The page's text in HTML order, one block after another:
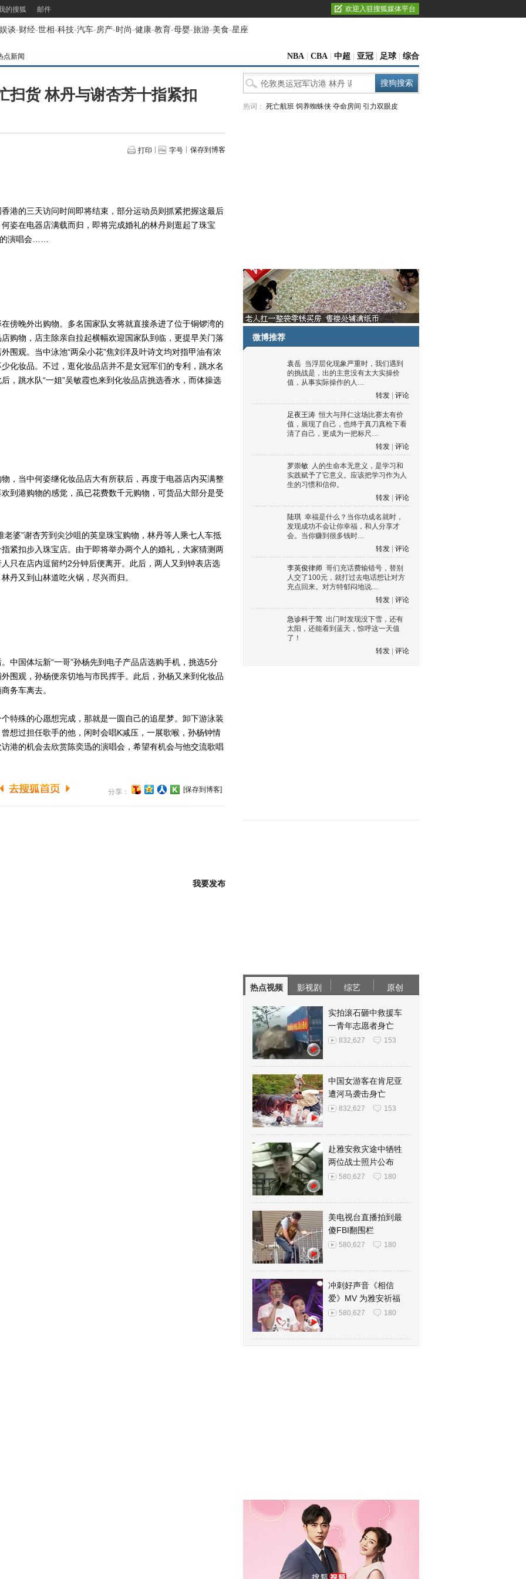
的搜狐 邮件 欢迎入驻搜狐媒体平台
娱谈-财经-世相-科技-汽车-房产-时尚-健康-教育-母婴-旅游-美食-星座
点新闻 NBA CBA 中超 亚冠 足球 综合
扫货 林丹与谢杏芳十指紧扣
打印 字号 保存到博客
的三天访问时间即将结束，部分运动员则抓紧把握这最后
姿在电器店满载而归，即将完成婚礼的林丹则逛起了珠宝
的演唱会……
晚外出购物。多名国家队女将就直接杀进了位于铜锣湾的
购物，店主除亲自拉起横幅欢迎国家队到临，更提早关门落
围观。当中泳池“两朵小花”焦刘洋及叶诗文均对指甲油有浓
化妆品。不过，逛化妆品店并不是女冠军们的专利，跳水名
，跳水队“一姐”吴敏霞也来到化妆品店挑选香水，而体操选
当中何姿继化妆品店大有所获后，再度于电器店内买满整
到港购物的感觉，虽已花费数千元购物，可货品大部分是受
婆”谢杏芳到尖沙咀的英皇珠宝购物，林丹等人乘七人车抵
紧扣步入珠宝店。由于即将举办两个人的婚礼，大家猜测两
只在店内逗留约2分钟后便离开。此后，两人又到钟表店选
丹又到山林道吃火锅，尽兴而归。
国体坛新“一哥”孙杨先到电子产品店选购手机，挑选5分
围观，孙杨便亲切地与市民挥手。此后，孙杨又来到化妆品
务车离去。
殊的心愿想完成，那就是一圆自己的追星梦。卸下游泳装
想过担任歌手的他，闲时会唱K减压，一展歌喉，孙杨钟情
港的机会去欣赏陈奕迅的演唱会，希望有机会与他交流歌唱
分享： [保存到博客]
我要发布
热词： 死亡航班 饲养蜘蛛侠 夺命房间 引力双眼皮
微博推荐
袁岳 当浮层化现象严重时，我们遇到
的挑战是，出的主意没有太大实操价
值，从事实际操作的人…
转发
评论
足夜王涛 恒大与拜仁这场比赛太有价
值，展现了自己，也终于真刀真枪下看
清了自己，更成为一把标尺…
转发
评论
罗崇敏 人的生命本无意义，是学习和
实践赋予了它意义。应该把学习作为人
生的习惯和信仰。
转发
评论
陆琪 幸福是什么？当你功成名就时，
发现成功不会让你幸福，和人分享才
会。当你赚到很多钱时…
转发
评论
李英俊律师 哥们充话费输错号，替别
人交了100元，就打过去电话想让对方
充点回来。对方特郁闷地说…
转发
评论
急诊科于莺 出门时发现没下雪，还有
太阳，还能看到蓝天，惊呼这一天值
了！
转发
评论
热点视频 影视剧 综艺 原创
实拍滚石砸中救援车
一青年志愿者身亡
832,627 153
中国女游客在肯尼亚
遭河马袭击身亡
832,627 153
赴雅安救灾途中牺牲
两位战士照片公布
580,627 180
美电视台直播拍到最
傻FBI翻围栏
580,627 180
冲刺好声音《相信
爱》MV 为雅安祈福
580,627 180